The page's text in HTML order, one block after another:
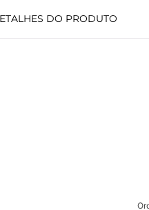
DO PRODUTO